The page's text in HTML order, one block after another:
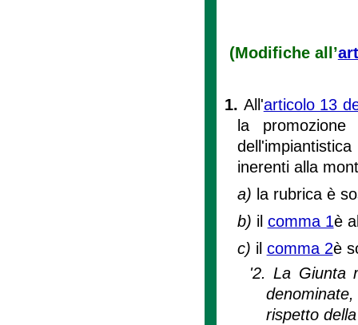
(Modifiche all’
1. All'articolo 13
la
inerenti alla
a) la rubrica è
b) il comma 1è
c) il comma 2è
'2. La Giunta
rispetto